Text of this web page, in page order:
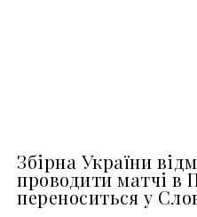
Збірна України
проводити матчі в
переноситься у